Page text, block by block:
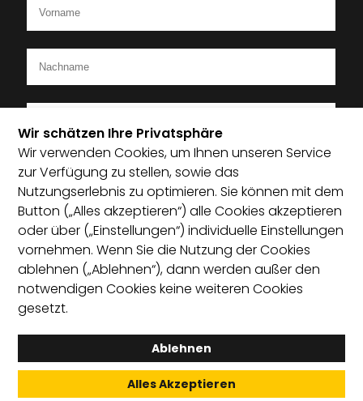
Ich bin Mitglied im Startup-Verband
Ich habe die Datenschutzerklärung zur Kenntnis
genommen und bin damit einverstanden, dass die von
mir angegebenen Daten elektronisch erhoben und
gespeichert werden. Mit dem Absenden erkläre ich mich
mit der Verarbeitung einverstanden.
Wir schätzen Ihre Privatsphäre
Wir verwenden Cookies, um Ihnen unseren Service
zur Verfügung zu stellen, sowie das
Nutzungserlebnis zu optimieren. Sie können mit dem
Button („Alles akzeptieren“) alle Cookies akzeptieren
oder über („Einstellungen“) individuelle Einstellungen
vornehmen. Wenn Sie die Nutzung der Cookies
ablehnen („Ablehnen“), dann werden außer den
notwendigen Cookies keine weiteren Cookies
gesetzt.
Ablehnen
Alles Akzeptieren